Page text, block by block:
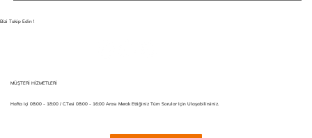
Bizi Takip Edin !
Hafta Içi 08:00 - 18:00 / C.tesi 08:00 - 16:00 Arası Merak Ettiğiniz Tüm Sorular Için Ulaşabilirsiniz.
MÜŞTERİ HİZMETLERİ